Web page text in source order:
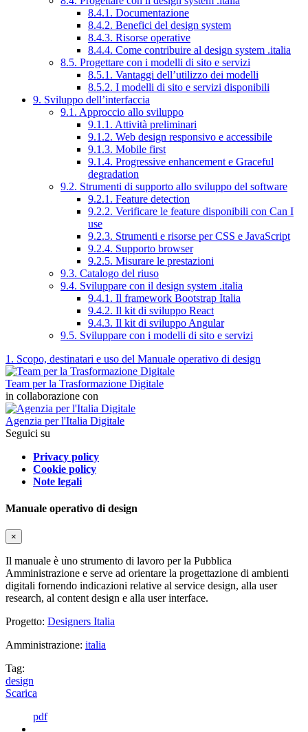
8.4.1. Documentazione
8.4.2. Benefici del design system
8.4.3. Risorse operative
8.4.4. Come contribuire al design system .italia
8.5. Progettare con i modelli di sito e servizi
8.5.1. Vantaggi dell’utilizzo dei modelli
8.5.2. I modelli di sito e servizi disponibili
9. Sviluppo dell’interfaccia
9.1. Approccio allo sviluppo
9.1.1. Attività preliminari
9.1.2. Web design responsivo e accessibile
9.1.3. Mobile first
9.1.4. Progressive enhancement e Graceful
degradation
9.2. Strumenti di supporto allo sviluppo del software
9.2.1. Feature detection
9.2.2. Verificare le feature disponibili con Can I
use
9.2.3. Strumenti e risorse per CSS e JavaScript
9.2.4. Supporto browser
9.2.5. Misurare le prestazioni
9.3. Catalogo del riuso
9.4. Sviluppare con il design system .italia
9.4.1. Il framework Bootstrap Italia
9.4.2. Il kit di sviluppo React
9.4.3. Il kit di sviluppo Angular
9.5. Sviluppare con i modelli di sito e servizi
1. Scopo, destinatari e uso del Manuale operativo di design
Team per la Trasformazione Digitale
in collaborazione con
Agenzia per l'Italia Digitale
Seguici su
Privacy policy
Cookie policy
Note legali
Manuale operativo di design
×
Il manuale è uno strumento di lavoro per la Pubblica
Amministrazione e serve ad orientare la progettazione di ambienti
digitali fornendo indicazioni relative al service design, alla user
research, al content design e alla user interface.
Progetto: Designers Italia
Amministrazione: italia
Tag:
design
Scarica
pdf